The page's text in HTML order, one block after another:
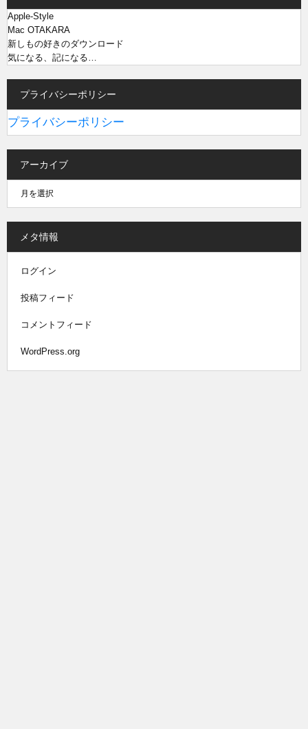
Apple-Style
Mac OTAKARA
新しもの好きのダウンロード
気になる、記になる…
プライバシーポリシー
プライバシーポリシー
アーカイブ
メタ情報
ログイン
投稿フィード
コメントフィード
WordPress.org